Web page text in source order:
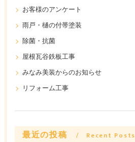
お客様のアンケート
雨戸・樋の付帯塗装
除菌・抗菌
屋根瓦谷鉄板工事
みなみ美装からのお知らせ
リフォーム工事
最近の投稿 Recent Posts